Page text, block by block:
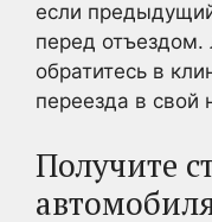
если
перед
обратитесь в
переезда в свой
Получите